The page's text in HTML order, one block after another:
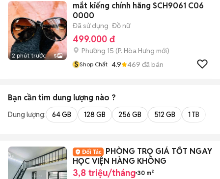
2 phút trước 5
mắt kiếng chính hãng SCH9061 C06
0000
Đã sử dụng Đồ nữ
499.000 đ
Phường 15 (P. Hòa Hưng mới)
S Shop Chất 4.9 469 đã bán
Bạn cần tìm dung lượng nào ?
Dung lượng: 64 GB 128 GB 256 GB 512 GB 1 TB
PHÒNG TRỌ GIÁ TỐT NGAY
HỌC VIỆN HÀNG KHÔNG
3,8 triệu/tháng 30 m²